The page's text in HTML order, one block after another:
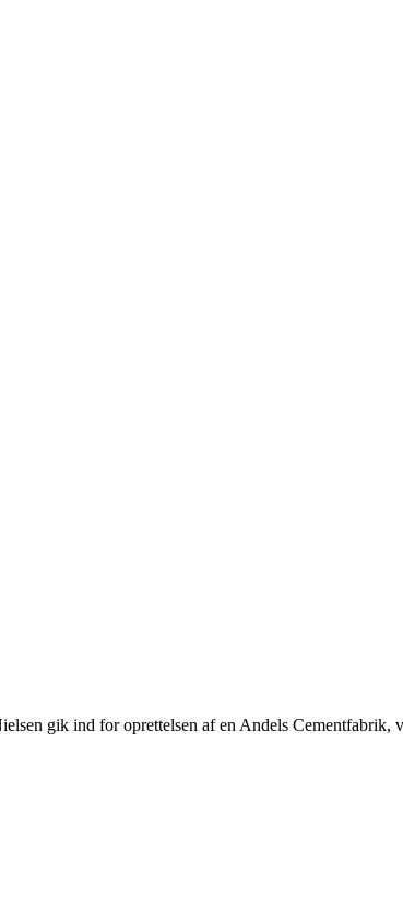
gik ind for oprettelsen af en Andels Cementfabrik,